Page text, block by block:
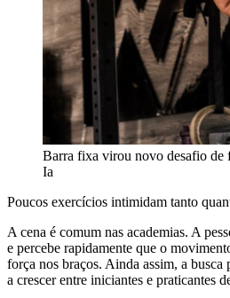
Barra fixa virou novo desafio de
Ia
Poucos exercícios intimidam tanto
A cena é comum nas academias. A
e percebe rapidamente que o
força nos braços. Ainda assim, a
a crescer entre iniciantes e praticantes